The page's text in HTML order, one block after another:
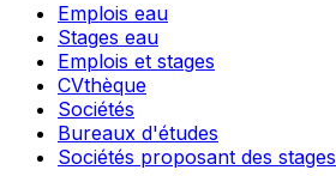
Emplois eau
Stages eau
Emplois et stages
CVthèque
Sociétés
Bureaux d'études
Sociétés proposant des stages